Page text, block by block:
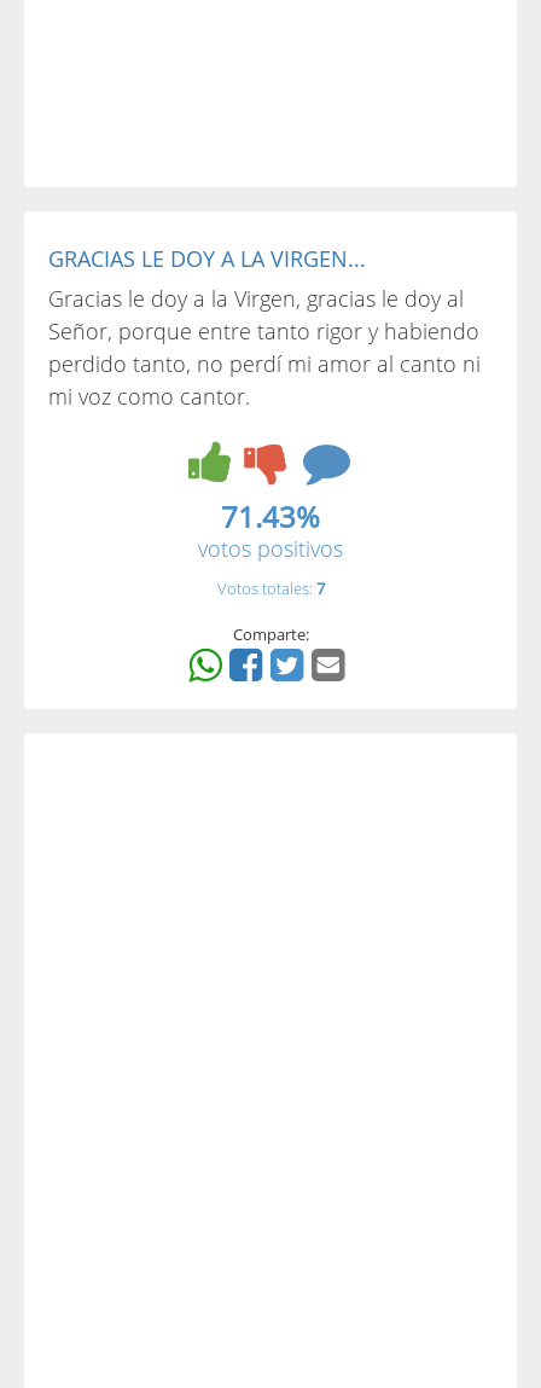
GRACIAS LE DOY A LA VIRGEN...
Gracias le doy a la Virgen, gracias le doy al
Señor, porque entre tanto rigor y habiendo
perdido tanto, no perdí mi amor al canto ni
mi voz como cantor.
71.43%
votos positivos
Votos totales: 7
Comparte: